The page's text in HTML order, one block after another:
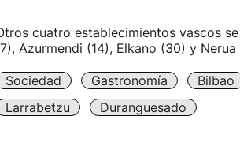
cuatro establecimientos vascos
Azurmendi (14), Elkano (30) y Nerua
Sociedad Gastronomía Bilbao
Larrabetzu
Duranguesado